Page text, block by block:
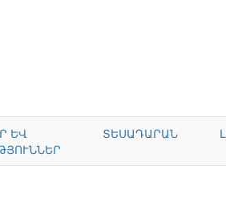
ԵՎ
ՏԵՍԱԴԱՐԱՆ